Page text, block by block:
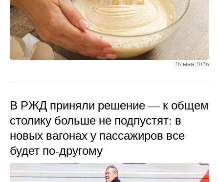
28 мая 2026
В РЖД приняли решение — к общем
столику больше не подпустят: в
новых вагонах у пассажиров все
будет по-другому